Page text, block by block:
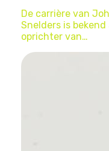
De carrière van
Snelders is
oprichter van…